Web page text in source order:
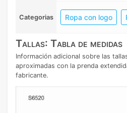
Categorias Ropa con logo
Tallas: Tabla de medidas
Información adicional sobre las
aproximadas con la prenda
fabricante.